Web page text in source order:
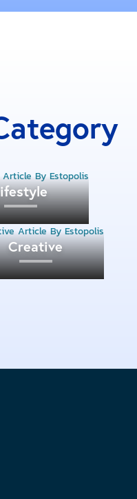
นทบุรี สะพานข้าม
าทำไมปิ่นเกล้า-
นโดที่ไม่ควรมองข้าม
หลาย และยังมีตัวเลือก
ที่ใช้รถยนต์และไม่ใช้
ผู้คนที่เดินทางเข้าออก
ไฟฟ้าอีกสามสายที่
งาน ห้างสรรพสินค้ามา
าจจะกลายเป็นเมือง
Creative